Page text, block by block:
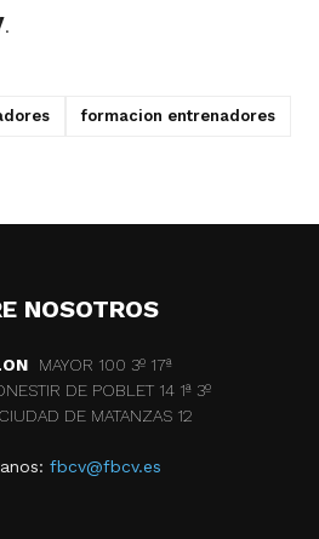
.
formacion entrenadores
NOSOTROS
MAYOR 100 3º 17ª
DE POBLET 14 1ª 3º
CIUDAD DE MATANZAS 12
fbcv@fbcv.es